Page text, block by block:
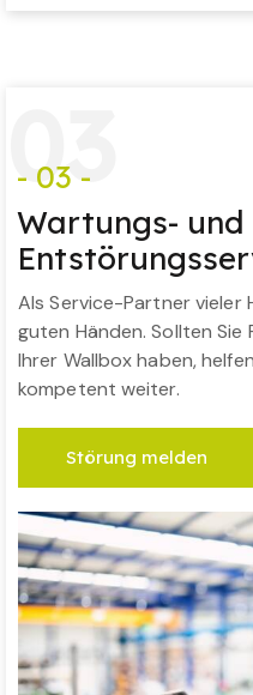
03
- 03 -
Wartungs- und
Als Service-Partner vieler
guten Händen. Sollten
Ihrer Wallbox haben,
kompetent weiter.
Störung melden